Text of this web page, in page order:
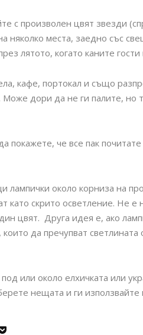
с произволен цвят звезди
няколко места, заедно със
лятото, когато каните
кафе, портокал и също
Може дори да не ги палите, но
покажете, че все пак
лампички около корниза на
като скрито осветление. Не
цвят. Друга идея е, ако
да пречупват
или около елхичката или
нещата и ги използвайте